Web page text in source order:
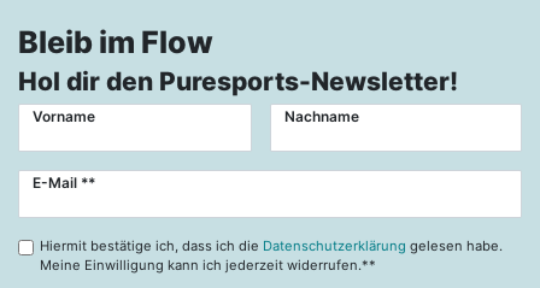
Bleib im Flow
Hol dir den Puresports-Newsletter!
Vorname Nachname
E-Mail **
Newsletter
Hiermit bestätige ich, dass ich die Datenschutzerklärung gelesen habe.
Meine Einwilligung kann ich jederzeit widerrufen.**